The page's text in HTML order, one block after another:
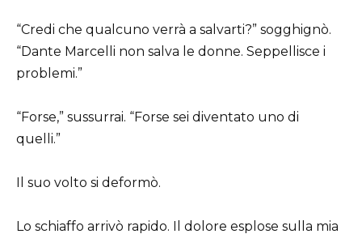
“Credi che qualcuno verrà a salvarti?” sogghignò.
“Dante Marcelli non salva le donne. Seppellisce i
problemi.”
“Forse,” sussurrai. “Forse sei diventato uno di
quelli.”
Il suo volto si deformò.
Lo schiaffo arrivò rapido. Il dolore esplose sulla mia